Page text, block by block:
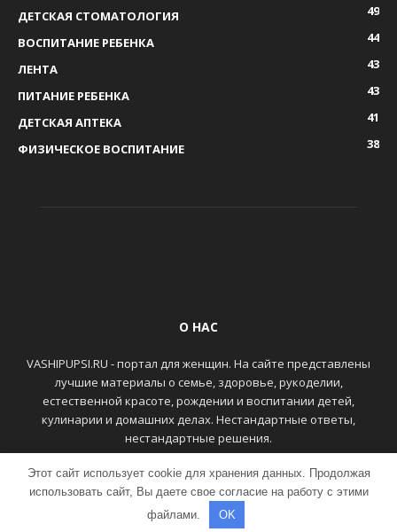
ДЕТСКАЯ СТОМАТОЛОГИЯ
49
ВОСПИТАНИЕ РЕБЕНКА
44
ЛЕНТА
43
ПИТАНИЕ РЕБЕНКА
43
ДЕТСКАЯ АПТЕКА
41
ФИЗИЧЕСКОЕ ВОСПИТАНИЕ
38
О НАС
VASHIPUPSI.RU - портал для женщин. На сайте представлены
лучшие материалы о семье, здоровье, рукоделии,
естественной красоте, рождении и воспитании детей,
кулинарии и домашних делах. Нестандартные ответы,
нестандартные решения.
ГЛАВНАЯ КОНТАКТЫ
© VASHIPUPSI.RU - Женский портал
Этот сайт использует cookie для хранения данных. Продолжая
использовать сайт, Вы даете свое согласие на работу с этими
файлами.
OK